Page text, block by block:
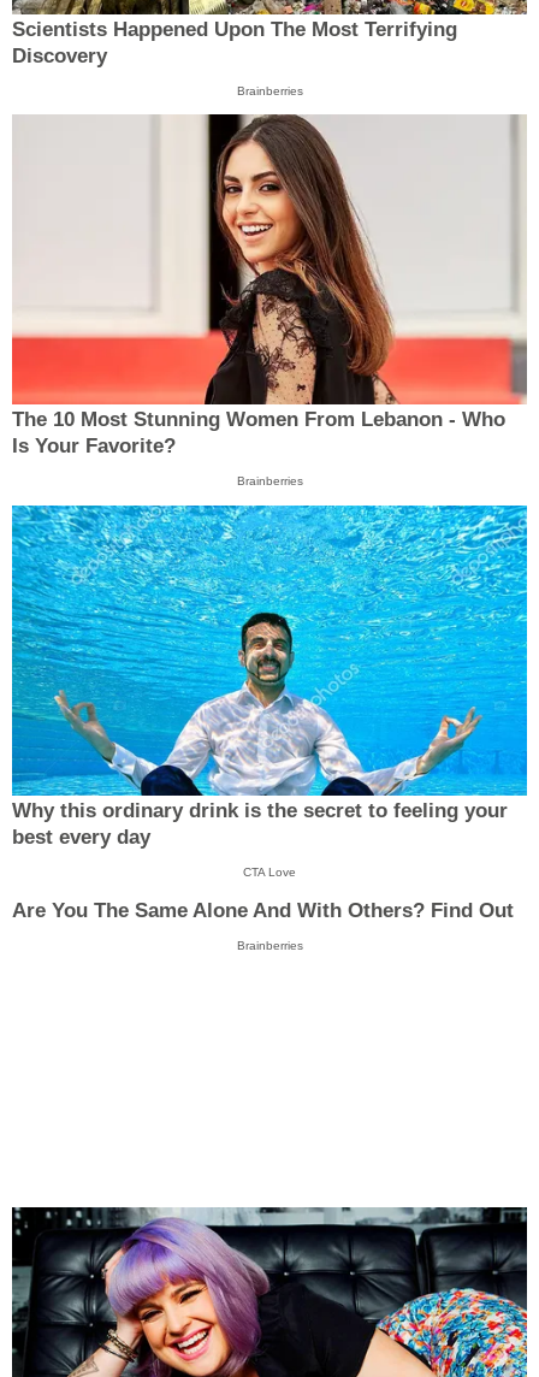
Scientists Happened Upon The Most Terrifying
Discovery
Brainberries
The 10 Most Stunning Women From Lebanon - Who
Is Your Favorite?
Brainberries
Why this ordinary drink is the secret to feeling your
best every day
CTA Love
Are You The Same Alone And With Others? Find Out
Brainberries